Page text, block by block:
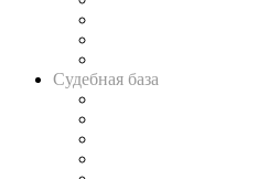
Судебная база